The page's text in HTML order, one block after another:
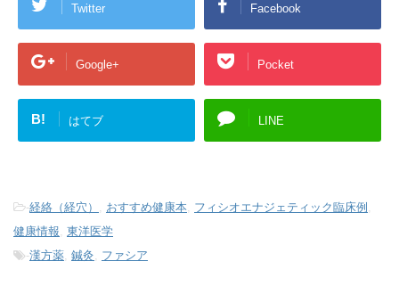
Twitter Facebook
Google+ Pocket
B! はてブ LINE
-経絡（経穴） , おすすめ健康本, フィシオエナジェティック臨床例 ,
健康情報, 東洋医学
-漢方薬, 鍼灸, ファシア